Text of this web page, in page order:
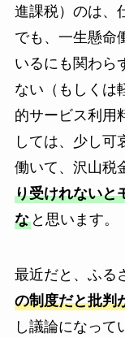
進課税）のは、
でも、一生懸命
いるにも関わら
ない（もしくは
的サービス利用
しては、少し可
働いて、沢山税
り受けれないと
なと思います。
最近だと、ふる
の制度だと批判
し議論になって